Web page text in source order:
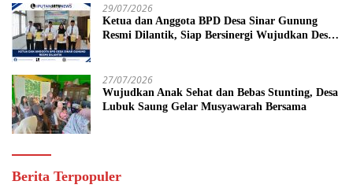
29/07/2026
Ketua dan Anggota BPD Desa Sinar Gunung
Resmi Dilantik, Siap Bersinergi Wujudkan Desa
27/07/2026
Wujudkan Anak Sehat dan Bebas Stunting, Desa
Lubuk Saung Gelar Musyawarah Bersama
Berita Terpopuler